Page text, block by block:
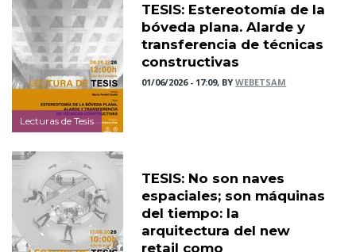
Lecturas de Tesis
TESIS: Estereotomía de la
bóveda plana. Alarde y
transferencia de técnicas
constructivas
01/06/2026 - 17:09, BYWEBETSAM
TESIS: No son naves
espaciales; son máquinas
del tiempo: la
arquitectura del new
retail como